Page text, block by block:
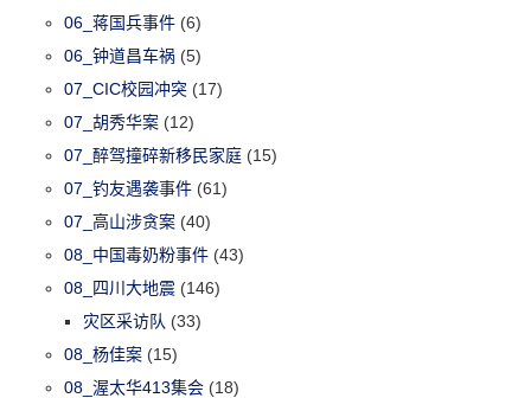
06_蒋国兵事件 (6)
06_钟道昌车祸 (5)
07_CIC校园冲突 (17)
07_胡秀华案 (12)
07_醉驾撞碎新移民家庭 (15)
07_钓友遇袭事件 (61)
07_高山涉贪案 (40)
08_中国毒奶粉事件 (43)
08_四川大地震 (146)
灾区采访队 (33)
08_杨佳案 (15)
08_渥太华413集会 (18)